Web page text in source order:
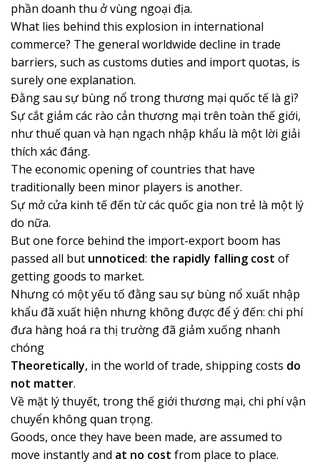
phần doanh thu ở vùng ngoại địa.
What lies behind this explosion in international
commerce? The general worldwide decline in trade
barriers, such as customs duties and import quotas, is
surely one explanation.
Đằng sau sự bùng nổ trong thương mại quốc tế là gì?
Sự cắt giảm các rào cản thương mại trên toàn thế giới,
như thuế quan và hạn ngạch nhập khẩu là một lời giải
thích xác đáng.
The economic opening of countries that have
traditionally been minor players is another.
Sự mở cửa kinh tế đến từ các quốc gia non trẻ là một lý
do nữa.
But one force behind the import-export boom has
passed all but unnoticed: the rapidly falling cost of
getting goods to market.
Nhưng có một yếu tố đằng sau sự bùng nổ xuất nhập
khẩu đã xuất hiện nhưng không được để ý đến: chi phí
đưa hàng hoá ra thị trường đã giảm xuống nhanh
chóng
Theoretically, in the world of trade, shipping costs do
not matter.
Về mặt lý thuyết, trong thế giới thương mại, chi phí vận
chuyển không quan trọng.
Goods, once they have been made, are assumed to
move instantly and at no cost from place to place.